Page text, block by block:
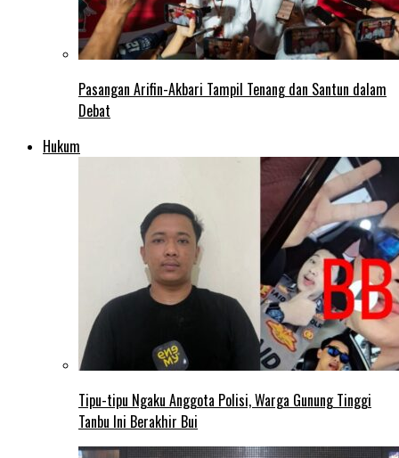
Pasangan Arifin-Akbari Tampil Tenang dan Santun dalam
Debat
Hukum
Tipu-tipu Ngaku Anggota Polisi, Warga Gunung Tinggi
Tanbu Ini Berakhir Bui